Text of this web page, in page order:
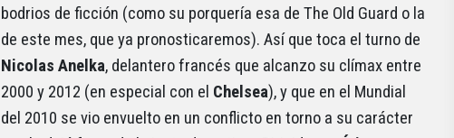
bodrios de ficción (como su porquería esa de The Old Guard o la
de este mes, que ya pronosticaremos). Así que toca el turno de
Nicolas Anelka, delantero francés que alcanzo su clímax entre
2000 y 2012 (en especial con el Chelsea), y que en el Mundial
del 2010 se vio envuelto en un conflicto en torno a su carácter